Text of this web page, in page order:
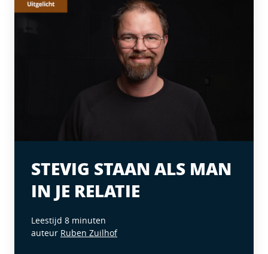
STEVIG STAAN ALS MAN
IN JE RELATIE
Leestijd 8 minuten
auteur Ruben Zuilhof